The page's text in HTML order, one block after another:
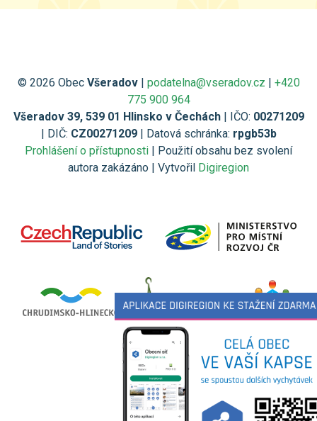
© 2026 Obec Všeradov| podatelna@vseradov.cz | +420
775 900 964
Všeradov 39, 539 01 Hlinsko v Čechách| IČO: 00271209
| DIČ: CZ00271209| Datová schránka: rpgb53b
Prohlášení o přístupnosti | Použití obsahu bez svolení
autora zakázáno | Vytvořil Digiregion